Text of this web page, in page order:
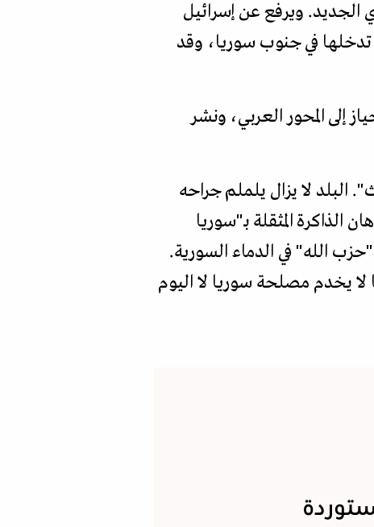
ويرفع عن إسرائيل
التي احتلتها بعد سقوط النظام نهاية 2024 ويزيد من تدخلها في جنوب سوريا، وقد
إلى المحور العربي، ونشر
البلد لا يزال يلملم جراحه
المثقلة بـ"سوريا
الله" في الدماء السورية.
لا يخدم مصلحة سوريا لا اليوم